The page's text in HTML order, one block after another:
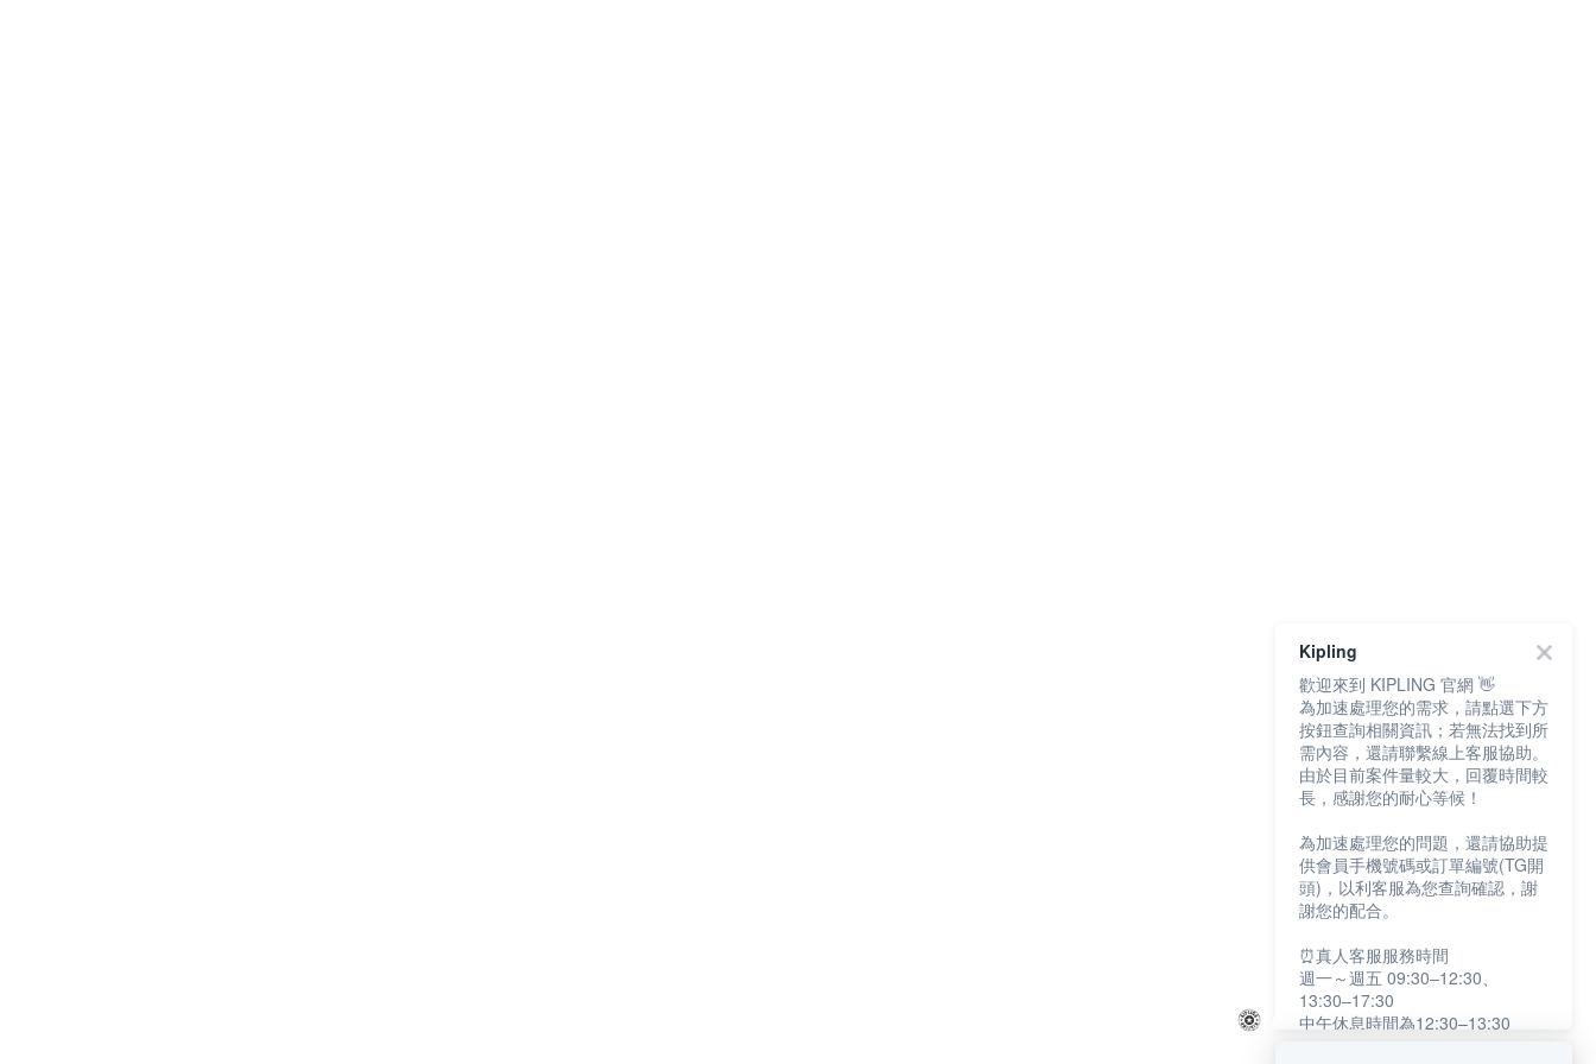
Kipling
歡迎來到 KIPLING 官網 👋
為加速處理您的需求，請點選下方
按鈕查詢相關資訊；若無法找到所
需內容，還請聯繫線上客服協助。
由於目前案件量較大，回覆時間較
長，感謝您的耐心等候！
為加速處理您的問題，還請協助提
供會員手機號碼或訂單編號(TG開
頭)，以利客服為您查詢確認，謝
謝您的配合。
⏰真人客服服務時間
週一～週五 09:30–12:30、
13:30–17:30
中午休息時間為12:30–13:30